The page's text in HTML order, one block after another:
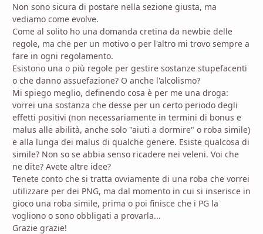
Non sono sicura di postare nella sezione giusta, ma
vediamo come evolve.
Come al solito ho una domanda cretina da newbie delle
regole, ma che per un motivo o per l'altro mi trovo sempre a
fare in ogni regolamento.
Esistono una o più regole per gestire sostanze stupefacenti
o che danno assuefazione? O anche l'alcolismo?
Mi spiego meglio, definendo cosa è per me una droga:
vorrei una sostanza che desse per un certo periodo degli
effetti positivi (non necessariamente in termini di bonus e
malus alle abilità, anche solo "aiuti a dormire" o roba simile)
e alla lunga dei malus di qualche genere. Esiste qualcosa di
simile? Non so se abbia senso ricadere nei veleni. Voi che
ne dite? Avete altre idee?
Tenete conto che si tratta ovviamente di una roba che vorrei
utilizzare per dei PNG, ma dal momento in cui si inserisce in
gioco una roba simile, prima o poi finisce che i PG la
vogliono o sono obbligati a provarla...
Grazie grazie!